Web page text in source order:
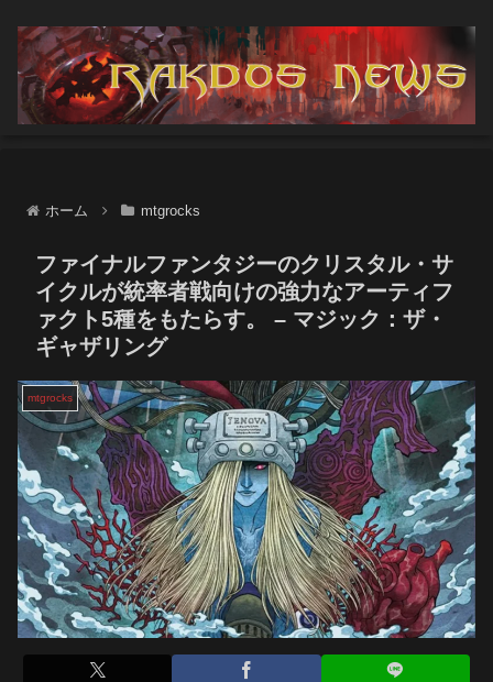
ホーム mtgrocks
ファイナルファンタジーのクリスタル・サ
イクルが統率者戦向けの強力なアーティフ
ァクト5種をもたらす。 – マジック：ザ・
ギャザリング
mtgrocks